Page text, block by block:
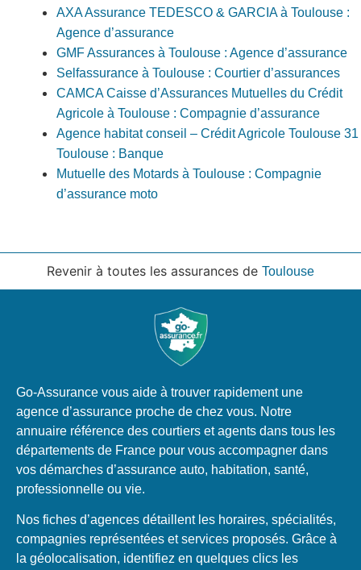
AXA Assurance TEDESCO & GARCIA à Toulouse :
Agence d’assurance
GMF Assurances à Toulouse : Agence d’assurance
Selfassurance à Toulouse : Courtier d’assurances
CAMCA Caisse d’Assurances Mutuelles du Crédit
Agricole à Toulouse : Compagnie d’assurance
Agence habitat conseil – Crédit Agricole Toulouse 31
Toulouse : Banque
Mutuelle des Motards à Toulouse : Compagnie
d’assurance moto
Revenir à toutes les assurances de Toulouse
Go-Assurance vous aide à trouver rapidement une
agence d’assurance proche de chez vous. Notre
annuaire référence des courtiers et agents dans tous les
départements de France pour vous accompagner dans
vos démarches d’assurance auto, habitation, santé,
professionnelle ou vie.
Nos fiches d’agences détaillent les horaires, spécialités,
compagnies représentées et services proposés. Grâce à
la géolocalisation, identifiez en quelques clics les